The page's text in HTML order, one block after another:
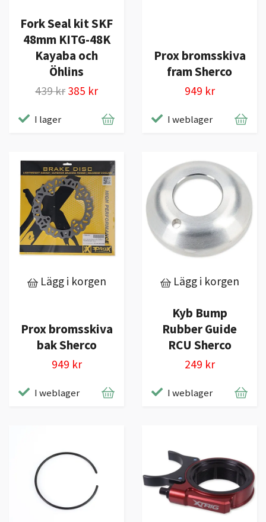
Fork Seal kit SKF
48mm KITG-48K
Kayaba och
Öhlins
439 kr 385 kr
I lager
Prox bromsskiva
fram Sherco
949 kr
I weblager
Lägg i korgen
Prox bromsskiva
bak Sherco
949 kr
I weblager
Lägg i korgen
Kyb Bump
Rubber Guide
RCU Sherco
249 kr
I weblager